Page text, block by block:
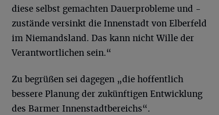
diese selbst gemachten Dauerprobleme und -
zustände versinkt die Innenstadt von Elberfeld
im Niemandsland. Das kann nicht Wille der
Verantwortlichen sein.“
Zu begrüßen sei dagegen „die hoffentlich
bessere Planung der zukünftigen Entwicklung
des Barmer Innenstadtbereichs“.